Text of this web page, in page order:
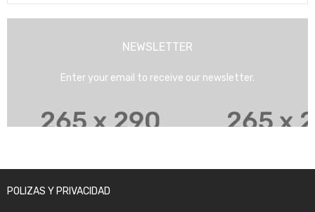
NEWSLETTER
Enter your email to receive our newsletter.
POLIZAS Y PRIVACIDAD